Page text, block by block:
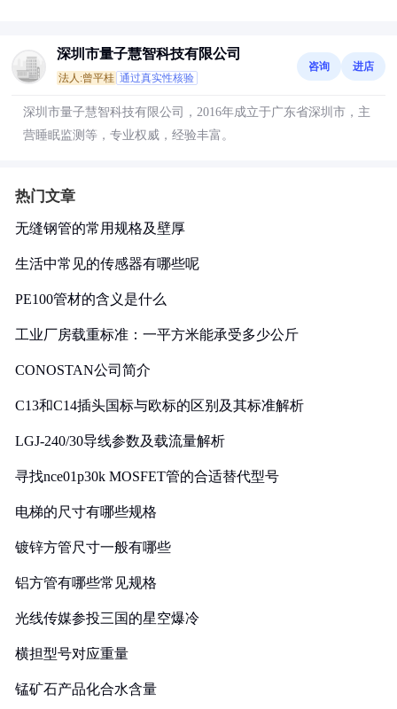
深圳市量子慧智科技有限公司
法人:曾平桂 通过真实性核验
咨询 进店
深圳市量子慧智科技有限公司，2016年成立于广东省深圳市，主
营睡眠监测等，专业权威，经验丰富。
热门文章
无缝钢管的常用规格及壁厚
生活中常见的传感器有哪些呢
PE100管材的含义是什么
工业厂房载重标准：一平方米能承受多少公斤
CONOSTAN公司简介
C13和C14插头国标与欧标的区别及其标准解析
LGJ-240/30导线参数及载流量解析
寻找nce01p30k MOSFET管的合适替代型号
电梯的尺寸有哪些规格
镀锌方管尺寸一般有哪些
铝方管有哪些常见规格
光线传媒参投三国的星空爆冷
横担型号对应重量
锰矿石产品化合水含量